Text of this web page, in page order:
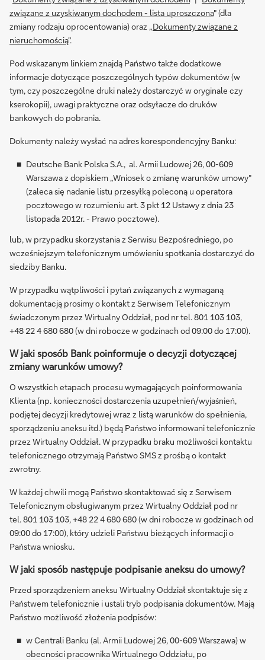
związane z uzyskiwanym dochodem - lista uproszczona" (dla
zmiany rodzaju oprocentowania) oraz „Dokumenty związane z
nieruchomością".
Pod wskazanym linkiem znajdą Państwo także dodatkowe
informacje dotyczące poszczególnych typów dokumentów (w
tym, czy poszczególne druki należy dostarczyć w oryginale czy
kserokopii), uwagi praktyczne oraz odsyłacze do druków
bankowych do pobrania.
Dokumenty należy wysłać na adres korespondencyjny Banku:
Deutsche Bank Polska S.A., al. Armii Ludowej 26, 00-609
Warszawa z dopiskiem „Wniosek o zmianę warunków umowy"
(zaleca się nadanie listu przesyłką poleconą u operatora
pocztowego w rozumieniu art. 3 pkt 12 Ustawy z dnia 23
listopada 2012r. - Prawo pocztowe).
lub, w przypadku skorzystania z Serwisu Bezpośredniego, po
wcześniejszym telefonicznym umówieniu spotkania dostarczyć do
siedziby Banku.
W przypadku wątpliwości i pytań związanych z wymaganą
dokumentacją prosimy o kontakt z Serwisem Telefonicznym
świadczonym przez Wirtualny Oddział, pod nr tel. 801 103 103,
+48 22 4 680 680 (w dni robocze w godzinach od 09:00 do 17:00).
W jaki sposób Bank poinformuje o decyzji dotyczącej
zmiany warunków umowy?
O wszystkich etapach procesu wymagających poinformowania
Klienta (np. konieczności dostarczenia uzupełnień/wyjaśnień,
podjętej decyzji kredytowej wraz z listą warunków do spełnienia,
sporządzeniu aneksu itd.) będą Państwo informowani telefonicznie
przez Wirtualny Oddział. W przypadku braku możliwości kontaktu
telefonicznego otrzymają Państwo SMS z prośbą o kontakt
zwrotny.
W każdej chwili mogą Państwo skontaktować się z Serwisem
Telefonicznym obsługiwanym przez Wirtualny Oddział pod nr
tel. 801 103 103, +48 22 4 680 680 (w dni robocze w godzinach od
09:00 do 17:00), który udzieli Państwu bieżących informacji o
Państwa wniosku.
W jaki sposób następuje podpisanie aneksu do umowy?
Przed sporządzeniem aneksu Wirtualny Oddział skontaktuje się z
Państwem telefonicznie i ustali tryb podpisania dokumentów. Mają
Państwo możliwość złożenia podpisów:
w Centrali Banku (al. Armii Ludowej 26, 00-609 Warszawa) w
obecności pracownika Wirtualnego Oddziału, po